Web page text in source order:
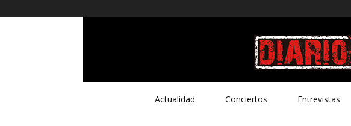
Actualidad Conciertos Entrevistas